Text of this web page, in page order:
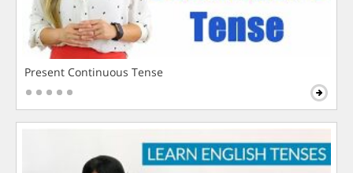
Present Continuous Tense